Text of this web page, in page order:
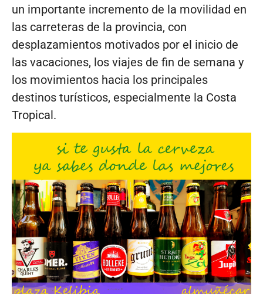
un importante incremento de la movilidad en
las carreteras de la provincia, con
desplazamientos motivados por el inicio de
las vacaciones, los viajes de fin de semana y
los movimientos hacia los principales
destinos turísticos, especialmente la Costa
Tropical.